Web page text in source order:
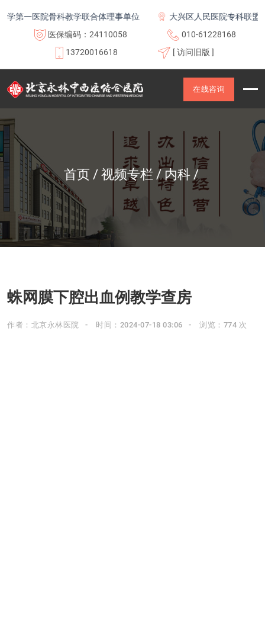
第一医院骨科教学联合体理事单位
大兴区人民医院专科联盟及
医保编码：24110058
010-61228168
13720016618
[ 访问旧版 ]
在线咨询
首页 视频专栏 内科
蛛网膜下腔出血例教学查房
作者：北京永林医院 时间：2024-07-18 03:06 浏览：774 次